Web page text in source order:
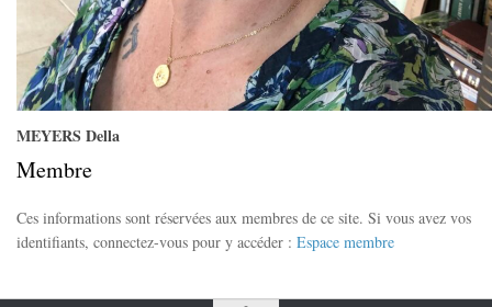
MEYERS Della
Membre
Ces informations sont réservées aux membres de ce site. Si vous avez vos
identifiants, connectez-vous pour y accéder : Espace membre